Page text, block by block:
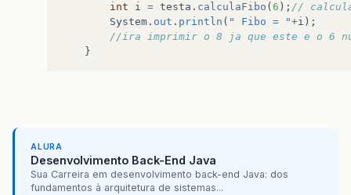
int
i = testa . calculaFibo ( 6 ); //
System . out . println ( " Fibo = "+i );
//ira imprimir o 8 ja que este e o 6
}
ALURA
Desenvolvimento Back-End Java
Sua Carreira em desenvolvimento back-end Java: dos
fundamentos à arquitetura de sistemas...